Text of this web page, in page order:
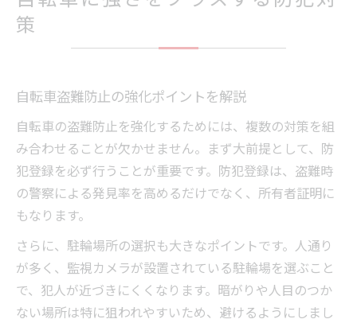
策
自転車盗難防止の強化ポイントを解説
自転車の盗難防止を強化するためには、複数の対策を組
み合わせることが欠かせません。まず大前提として、防
犯登録を必ず行うことが重要です。防犯登録は、盗難時
の警察による発見率を高めるだけでなく、所有者証明に
もなります。
さらに、駐輪場所の選択も大きなポイントです。人通り
が多く、監視カメラが設置されている駐輪場を選ぶこと
で、犯人が近づきにくくなります。暗がりや人目のつか
ない場所は特に狙われやすいため、避けるようにしまし